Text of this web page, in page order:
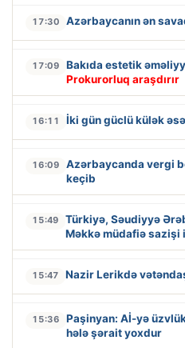
17:30 Azərbaycanın ən
17:09 Bakıda estetik
Prokurorluq araşdırır
16:11 İki gün güclü külək
16:09
Azərbaycanda vergi
keçib
15:49
Türkiyə, Səudiyyə
Məkkə müdafiə sazişi
15:47 Nazir Lerikdə
15:36
Paşinyan: Aİ-yə
hələ şərait yoxdur